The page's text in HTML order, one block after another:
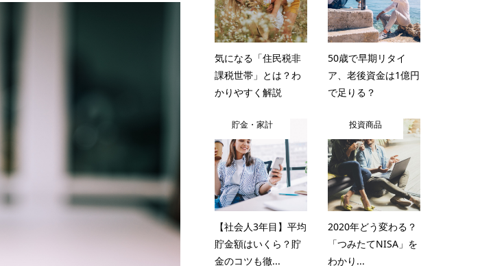
気になる「住民税非
課税世帯」とは？わ
かりやすく解説
50歳で早期リタイ
ア、老後資金は1億円
で足りる？
貯金・家計
【社会人3年目】平均
貯金額はいくら？貯
金のコツも徹...
投資商品
2020年どう変わる？
「つみたてNISA」を
わかり...